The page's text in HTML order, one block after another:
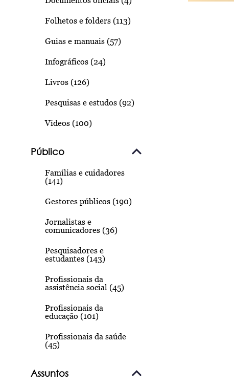
Folhetos e folders (113)
Guias e manuais (57)
Infográficos (24)
Livros (126)
Pesquisas e estudos (92)
Vídeos (100)
Público
Famílias e cuidadores
(141)
Gestores públicos (190)
Jornalistas e
comunicadores (36)
Pesquisadores e
estudantes (143)
Profissionais da
assistência social (45)
Profissionais da
educação (101)
Profissionais da saúde
(45)
Assuntos